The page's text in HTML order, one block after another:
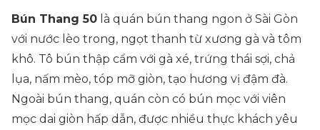
Bún Thang 50 là quán bún thang ngon ở Sài Gòn
với nước lèo trong, ngọt thanh từ xương gà và tôm
khô. Tô bún thập cẩm với gà xé, trứng thái sợi, chả
lụa, nấm mèo, tóp mỡ giòn, tạo hương vị đậm đà.
Ngoài bún thang, quán còn có bún mọc với viên
mọc dai giòn hấp dẫn, được nhiều thực khách yêu